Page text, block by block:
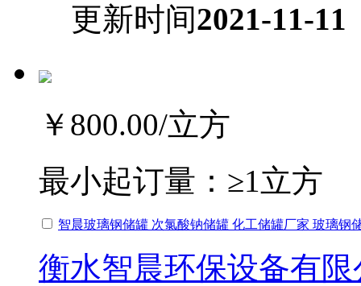
更新时间2021-11-11
￥800.00/立方
最小起订量： ≥1立方
智晨玻璃钢储罐 次氯酸钠储罐 化工储罐厂家 玻璃钢
衡水智晨环保设备有限